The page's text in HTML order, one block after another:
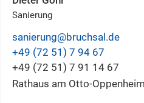
Sanierung
sanierung@bruchsal.de
+49 (72 51) 7 94 67
+49 (72 51) 7 91 14 67
Rathaus am Otto-